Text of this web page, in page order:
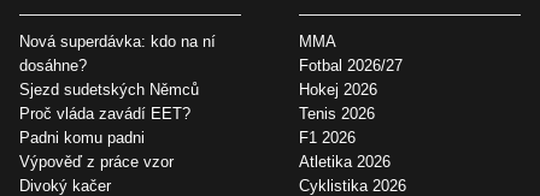
Nová superdávka: kdo na ní
dosáhne?
Sjezd sudetských Němců
Proč vláda zavádí EET?
Padni komu padni
Výpověď z práce vzor
Divoký kačer
MMA
Fotbal 2026/27
Hokej 2026
Tenis 2026
F1 2026
Atletika 2026
Cyklistika 2026